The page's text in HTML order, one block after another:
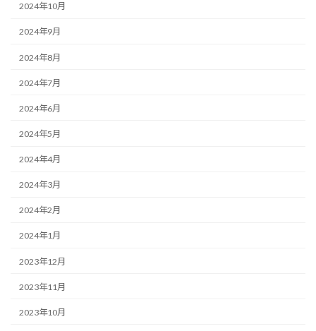
2024年10月
2024年9月
2024年8月
2024年7月
2024年6月
2024年5月
2024年4月
2024年3月
2024年2月
2024年1月
2023年12月
2023年11月
2023年10月